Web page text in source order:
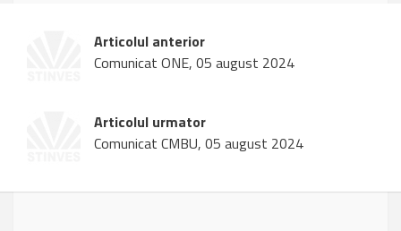
Articolul anterior
Comunicat ONE, 05 august 2024
Articolul urmator
Comunicat CMBU, 05 august 2024